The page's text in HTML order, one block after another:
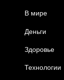
В мире
Деньги
Здоровье
Технологии